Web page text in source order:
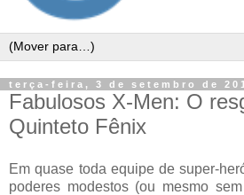
terça-feira, 3 de setembro de
Fabulosos X-Men: O
Quinteto Fênix
Em quase toda equipe de super-
poderes modestos (ou mesmo